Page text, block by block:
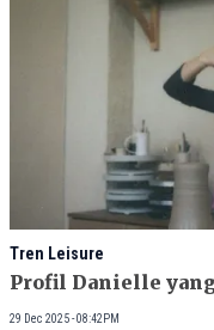
Tren Leisure
Profil Danielle yang
29 Dec 2025 - 08:42PM